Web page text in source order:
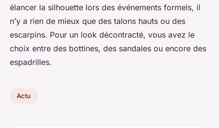
élancer la silhouette lors des événements formels, il
n’y a rien de mieux que des talons hauts ou des
escarpins. Pour un look décontracté, vous avez le
choix entre des bottines, des sandales ou encore des
espadrilles.
Actu